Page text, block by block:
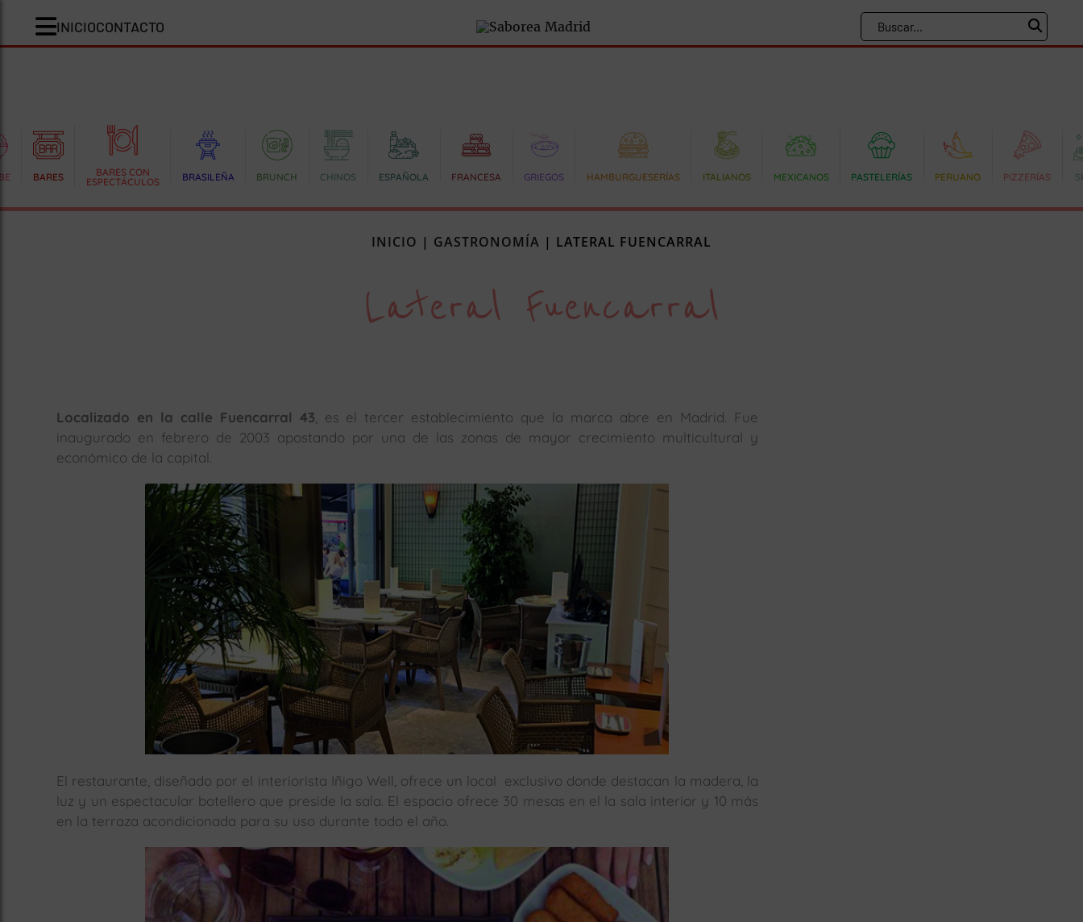
INICIOCONTACTO
BARES
BARES CON
ESPECTÁCULOS
BRASILEÑA BRUNCH CHINOS ESPAÑOLA FRANCESA GRIEGOS HAMBURGUESERÍAS ITALIANOS MEXICANOS PASTELERÍAS PERUANO PIZZERÍAS
INICIO | GASTRONOMÍA | LATERAL FUENCARRAL
Lateral Fuencarral
Localizado en la calle Fuencarral 43 , es el tercer establecimiento que la marca abre en Madrid. Fue
inaugurado en febrero de 2003 apostando por una de las zonas de mayor crecimiento multicultural y
económico de la capital.
El restaurante, diseñado por el interiorista Iñigo Well, ofrece un local exclusivo donde destacan la madera, la
luz y un espectacular botellero que preside la sala. El espacio ofrece 30 mesas en el la sala interior y 10 más
en la terraza acondicionada para su uso durante todo el año.